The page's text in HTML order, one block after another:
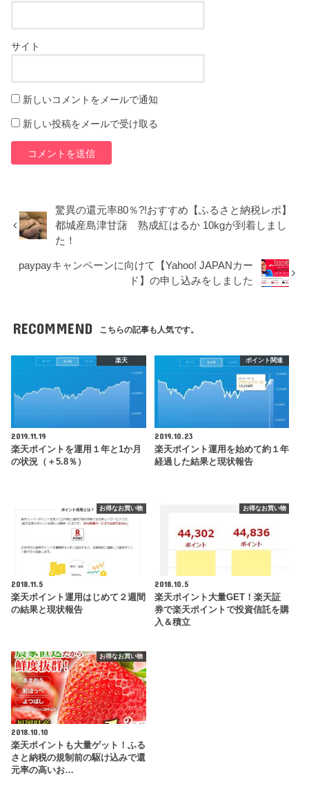
サイト
新しいコメントをメールで通知
新しい投稿をメールで受け取る
驚異の還元率80％?!おすすめ【ふるさと納税レポ】
都城産島津甘藷 熟成紅はるか 10kgが到着しまし
た！
paypayキャンペーンに向けて【Yahoo! JAPANカー
ド】の申し込みをしました
RECOMMEND こちらの記事も人気です。
楽天
2019.11.19
楽天ポイントを運用１年と1か月
の状況（＋5.8％）
ポイント関連
2019.10.23
楽天ポイント運用を始めて約１年
経過した結果と現状報告
お得なお買い物
2018.11.5
楽天ポイント運用はじめて２週間
の結果と現状報告
お得なお買い物
2018.10.5
楽天ポイント大量GET！楽天証
券で楽天ポイントで投資信託を購
入＆積立
お得なお買い物
2018.10.10
楽天ポイントも大量ゲット！ふる
さと納税の規制前の駆け込みで還
元率の高いお…